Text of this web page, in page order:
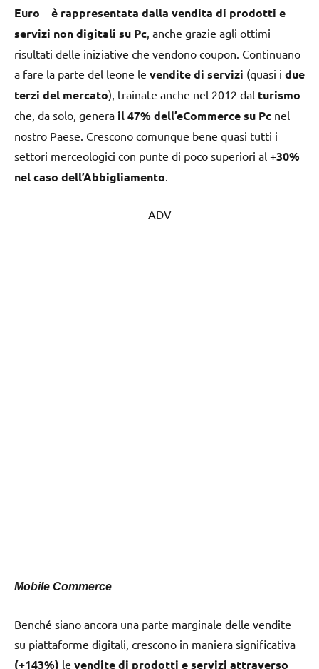
Euro – è rappresentata dalla vendita di prodotti e
servizi non digitali su Pc , anche grazie agli ottimi
risultati delle iniziative che vendono coupon. Continuano
a fare la parte del leone le vendite di servizi (quasi i due
terzi del mercato), trainate anche nel 2012 dal turismo
che, da solo, genera il 47% dell’eCommerce su Pc nel
nostro Paese. Crescono comunque bene quasi tutti i
settori merceologici con punte di poco superiori al +30%
nel caso dell’Abbigliamento
ADV
Mobile Commerce
Benché siano ancora una parte marginale delle vendite
su piattaforme digitali, crescono in maniera significativa
(+143%) le vendite di prodotti e servizi attraverso